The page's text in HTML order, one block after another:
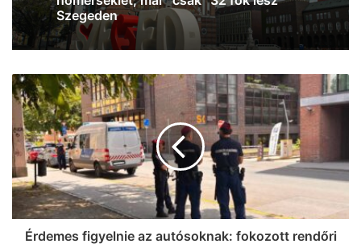
esett el a Csillag tér közelében
Folytatódik az éjszakai permetezés
Szegeden – mutatjuk, mire kell figyelni
Érdemes figyelnie az autósoknak: fokozott rendőri